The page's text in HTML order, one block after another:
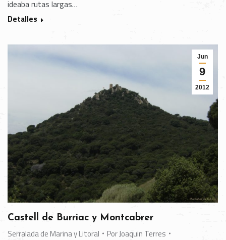
ideaba rutas largas…
Detalles
Jun
9
2012
Castell de Burriac y Montcabrer
Serralada de Marina y Litoral PorJoaquin Terres